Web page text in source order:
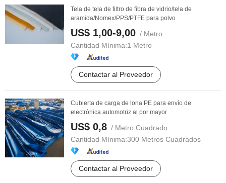
Tela de tela de filtro de fibra de vidrio/tela de
aramida/Nomex/PPS/PTFE para polvo
US$ 1,00-9,00 / Metro
Cantidad Mínima:1 Metro
Contactar al Proveedor
Cubierta de carga de lona PE para envío de
electrónica automotriz al por mayor
US$ 0,8 / Metro Cuadrado
Cantidad Mínima:300 Metros Cuadrados
Contactar al Proveedor